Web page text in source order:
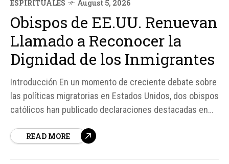
ESPIRITUALES August 5, 2026
Obispos de EE.UU. Renuevan
Llamado a Reconocer la
Dignidad de los Inmigrantes
Introducción En un momento de creciente debate sobre
las políticas migratorias en Estados Unidos, dos obispos
católicos han publicado declaraciones destacadas en
dignidad humana de los inmigrantes. El arzobispo
READ MORE